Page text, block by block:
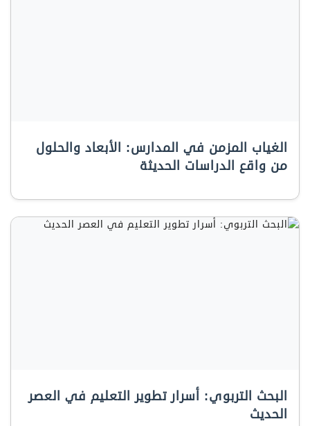
الغياب المزمن في المدارس: الأبعاد والحلول
من واقع الدراسات الحديثة
البحث التربوي: أسرار تطوير التعليم في العصر
الحديث